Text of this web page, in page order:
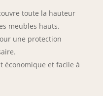
toute la hauteur
meubles hauts.
une protection
économique et facile à